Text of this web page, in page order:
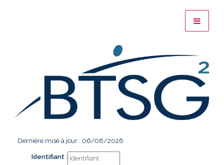
Dernière mise à jour : 06/08/2026
Identifiant :